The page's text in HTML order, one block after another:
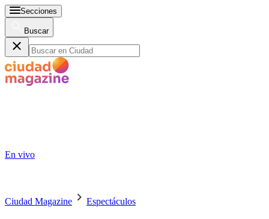
Secciones
Buscar
En vivo
Ciudad Magazine Espectáculos